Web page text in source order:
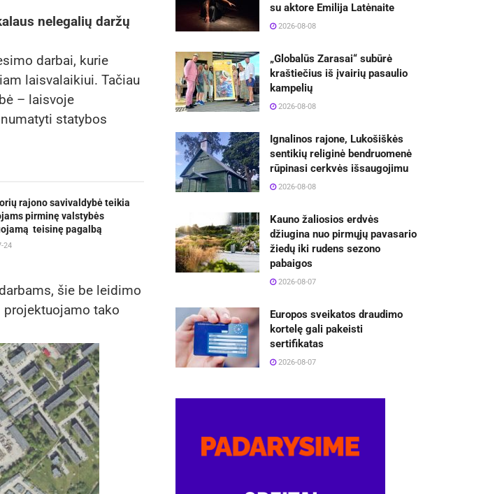
nelegalių daržų
darbai, kurie
laisvalaikiui. Tačiau
– laisvoje
statybos
rajono savivaldybė teikia
pirminę valstybės
teisinę pagalbą
24
šie be leidimo
tako
su aktore Emilija Latėnaite
2026-08-08
„Globalūs Zarasai“ subūrė
kraštiečius iš įvairių pasaulio
kampelių
2026-08-08
Ignalinos rajone, Lukošiškės
sentikių religinė bendruomenė
rūpinasi cerkvės išsaugojimu
2026-08-08
Kauno žaliosios erdvės
džiugina nuo pirmųjų pavasario
žiedų iki rudens sezono
pabaigos
2026-08-07
Europos sveikatos draudimo
kortelę gali pakeisti
sertifikatas
2026-08-07